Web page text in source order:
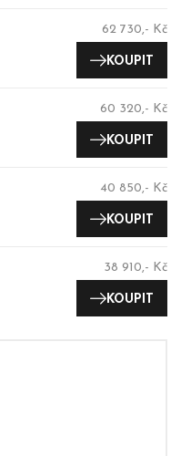
62 730,- Kč
KOUPIT
60 320,- Kč
KOUPIT
40 850,- Kč
KOUPIT
38 910,- Kč
KOUPIT